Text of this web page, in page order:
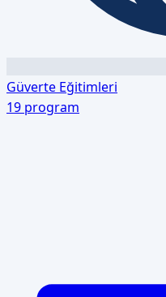
Güverte Eğitimleri
19 program